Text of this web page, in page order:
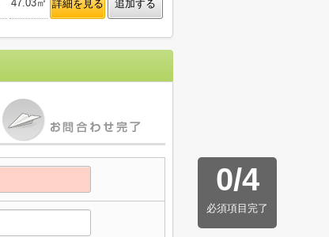
47.03㎡ 詳細を見る 追加する
0/4
必須項目完了